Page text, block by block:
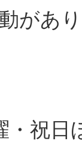
があ
・祝日